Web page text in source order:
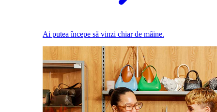
Ai putea începe să vinzi chiar de mâine.